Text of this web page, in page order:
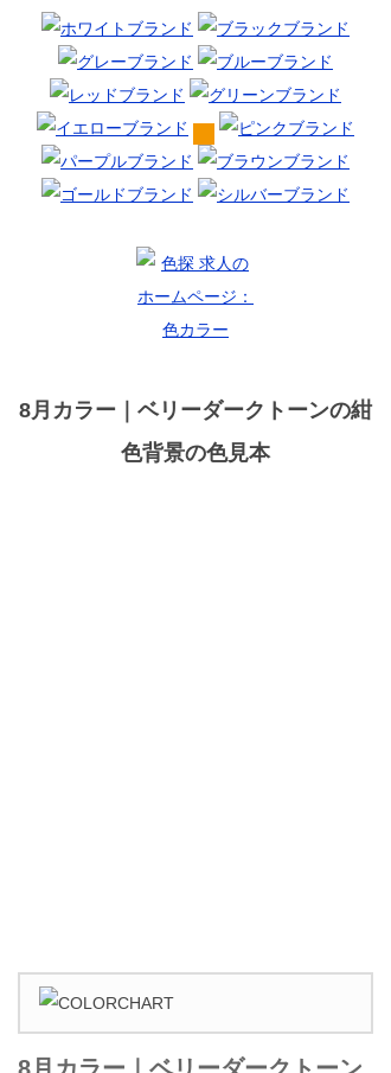
8月カラー｜ベリーダークトーンの紺
色背景の色見本